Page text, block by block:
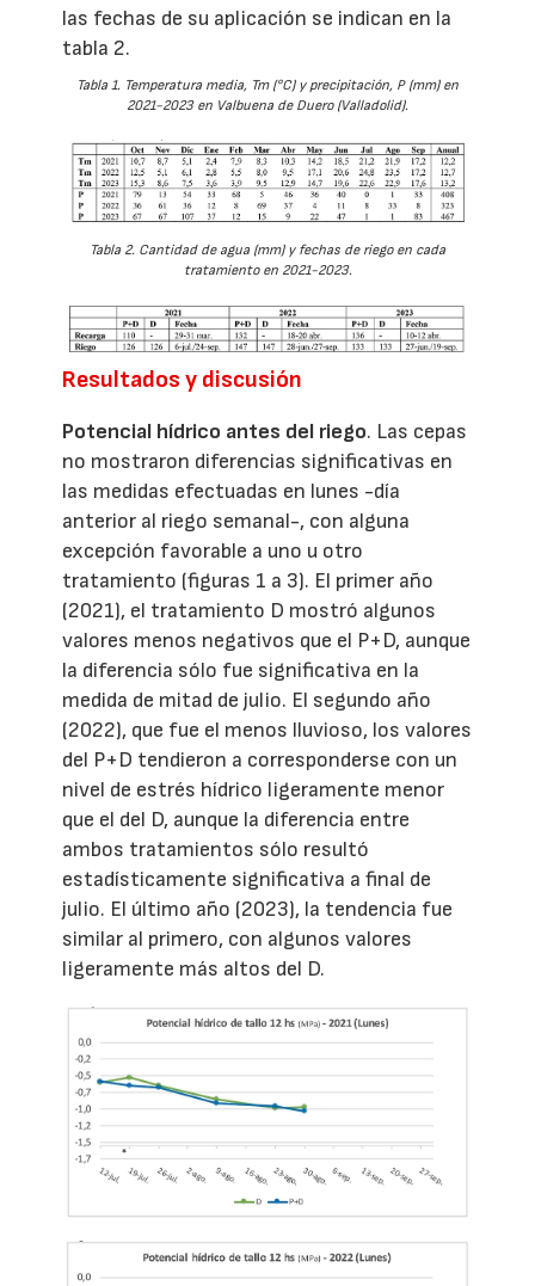
las fechas de su aplicación se indican en la
tabla 2.
Tabla 1. Temperatura media, Tm (°C) y precipitación, P (mm) en
2021-2023 en Valbuena de Duero (Valladolid).
Tabla 2. Cantidad de agua (mm) y fechas de riego en cada
tratamiento en 2021-2023.
Resultados y discusión
Potencial hídrico antes del riego. Las cepas
no mostraron diferencias significativas en
las medidas efectuadas en lunes -día
anterior al riego semanal-, con alguna
excepción favorable a uno u otro
tratamiento (figuras 1 a 3). El primer año
(2021), el tratamiento D mostró algunos
valores menos negativos que el P+D, aunque
la diferencia sólo fue significativa en la
medida de mitad de julio. El segundo año
(2022), que fue el menos lluvioso, los valores
del P+D tendieron a corresponderse con un
nivel de estrés hídrico ligeramente menor
que el del D, aunque la diferencia entre
ambos tratamientos sólo resultó
estadísticamente significativa a final de
julio. El último año (2023), la tendencia fue
similar al primero, con algunos valores
ligeramente más altos del D.